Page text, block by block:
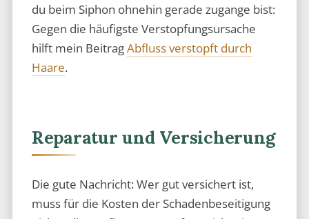
du beim Siphon ohnehin gerade zugange bist:
Gegen die häufigste Verstopfungsursache
hilft mein BeitragAbfluss verstopft durch
Haare.
Reparatur und Versicherung
Die gute Nachricht: Wer gut versichert ist,
muss für die Kosten der Schadenbeseitigung